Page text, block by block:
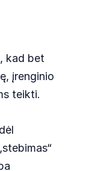
kad bet
įrenginio
teikti.